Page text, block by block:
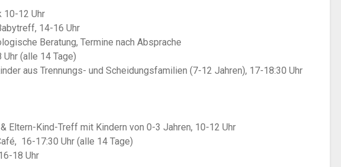
10-12 Uhr
14-16 Uhr
Beratung, Termine nach Absprache
(alle 14 Tage)
aus Trennungs- und Scheidungsfamilien (7-12 Jahren), 17-18:30 Uhr
Eltern-Kind-Treff mit Kindern von 0-3 Jahren, 10-12 Uhr
16-17:30 Uhr (alle 14 Tage)
18 Uhr